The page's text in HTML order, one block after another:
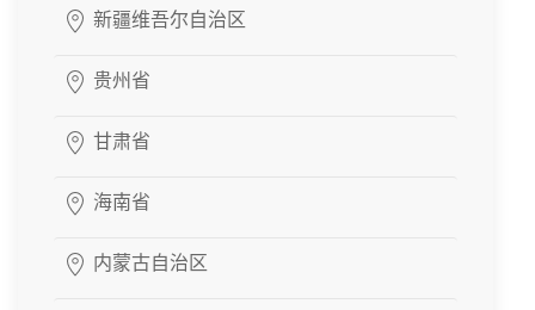
新疆维吾尔自治区
贵州省
甘肃省
海南省
内蒙古自治区